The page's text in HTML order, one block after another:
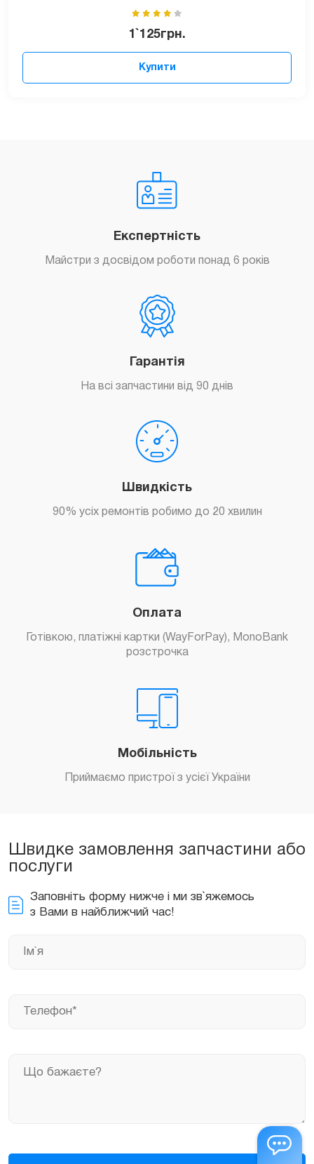
1`125грн.
Купити
Експертність
Майстри з досвідом роботи понад 6 років
Гарантія
На всі запчастини від 90 днів
Швидкість
90% усіх ремонтів робимо до 20 хвилин
Оплата
Готівкою, платіжні картки (WayForPay), MonoBank
розстрочка
Мобільність
Приймаємо пристрої з усієї України
Швидке замовлення запчастини або
послуги
Заповніть форму нижче і ми зв`яжемось
з Вами в найближчий час!